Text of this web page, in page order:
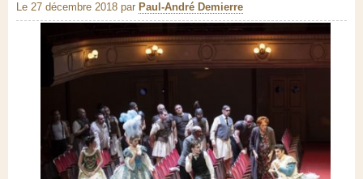
Le 27 décembre 2018 par Paul-André Demierre